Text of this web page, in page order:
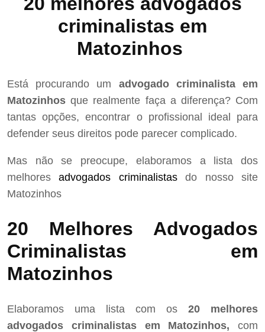
criminalistas em
Matozinhos
Está procurando um advogado criminalista em
Matozinhos que realmente faça a diferença? Com
tantas opções, encontrar o profissional ideal para
defender seus direitos pode parecer complicado.
Mas não se preocupe, elaboramos a lista dos
melhoresadvogados criminalistasdo nosso site
Matozinhos
20 Melhores Advogados
Criminalistas em
Matozinhos
Elaboramos uma lista com os 20 melhores
advogados criminalistas em Matozinhos, com